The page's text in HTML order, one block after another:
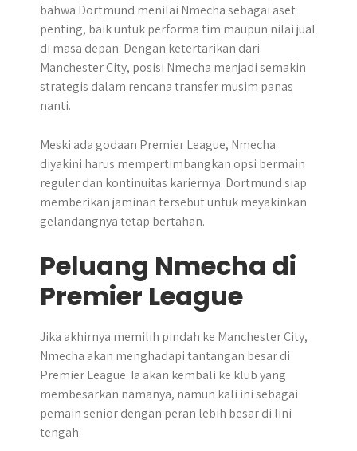
bahwa Dortmund menilai Nmecha sebagai aset
penting, baik untuk performa tim maupun nilai jual
di masa depan. Dengan ketertarikan dari
Manchester City, posisi Nmecha menjadi semakin
strategis dalam rencana transfer musim panas
nanti.
Meski ada godaan Premier League, Nmecha
diyakini harus mempertimbangkan opsi bermain
reguler dan kontinuitas kariernya. Dortmund siap
memberikan jaminan tersebut untuk meyakinkan
gelandangnya tetap bertahan.
Peluang Nmecha di
Premier League
Jika akhirnya memilih pindah ke Manchester City,
Nmecha akan menghadapi tantangan besar di
Premier League. Ia akan kembali ke klub yang
membesarkan namanya, namun kali ini sebagai
pemain senior dengan peran lebih besar di lini
tengah.